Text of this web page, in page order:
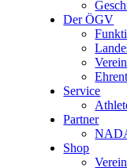
Der ÖGV
Service
Partner
Shop